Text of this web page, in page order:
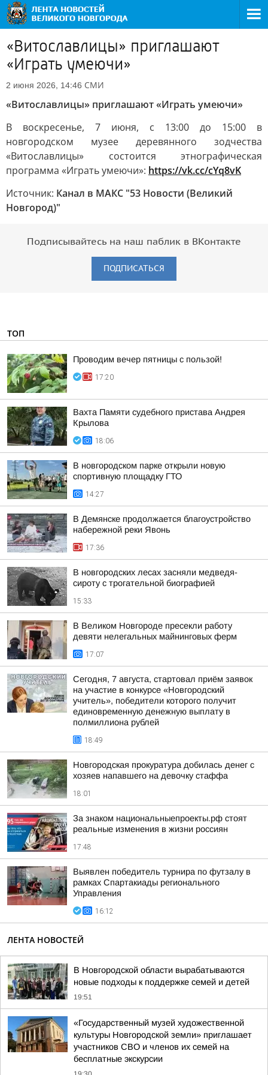
«Витославлицы» приглашают
«Играть умеючи»
2 июня 2026, 14:46 СМИ
«Витославлицы» приглашают «Играть умеючи»
В воскресенье, 7 июня, с 13:00 до 15:00 в
новгородском музее деревянного зодчества
«Витославлицы» состоится этнографическая
программа «Играть умеючи»: https://vk.cc/cYq8vK
Источник: Канал в МАКС "53 Новости (Великий
Новгород)"
Подписывайтесь на наш паблик в ВКонтакте
ПОДПИСАТЬСЯ
ТОП
Проводим вечер пятницы с пользой!
17:20
Вахта Памяти судебного пристава Андрея
Крылова
18:06
В новгородском парке открыли новую
спортивную площадку ГТО
14:27
В Демянске продолжается благоустройство
набережной реки Явонь
17:36
В новгородских лесах засняли медведя-
сироту с трогательной биографией
15:33
В Великом Новгороде пресекли работу
девяти нелегальных майнинговых ферм
17:07
Сегодня, 7 августа, стартовал приём заявок
на участие в конкурсе «Новгородский
учитель», победители которого получит
единовременную денежную выплату в
полмиллиона рублей
18:49
Новгородская прокуратура добилась денег с
хозяев напавшего на девочку стаффа
18:01
За знаком национальныепроекты.рф стоят
реальные изменения в жизни россиян
17:48
Выявлен победитель турнира по футзалу в
рамках Спартакиады регионального
Управления
16:12
ЛЕНТА НОВОСТЕЙ
В Новгородской области вырабатываются
новые подходы к поддержке семей и детей
19:51
«Государственный музей художественной
культуры Новгородской земли» приглашает
участников СВО и членов их семей на
бесплатные экскурсии